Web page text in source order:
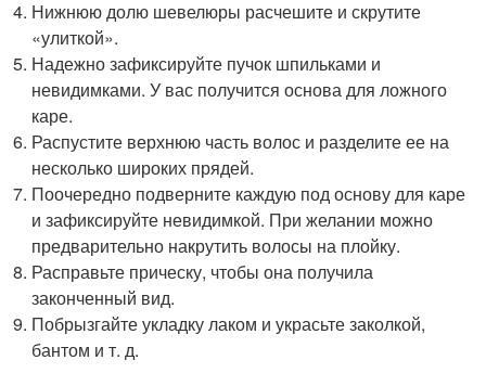
Нижнюю долю шевелюры расчешите и скрутите
«улиткой».
Надежно зафиксируйте пучок шпильками и
невидимками. У вас получится основа для ложного
каре.
Распустите верхнюю часть волос и разделите ее на
несколько широких прядей.
Поочередно подверните каждую под основу для каре
и зафиксируйте невидимкой. При желании можно
предварительно накрутить волосы на плойку.
Расправьте прическу, чтобы она получила
законченный вид.
Побрызгайте укладку лаком и украсьте заколкой,
бантом и т. д.